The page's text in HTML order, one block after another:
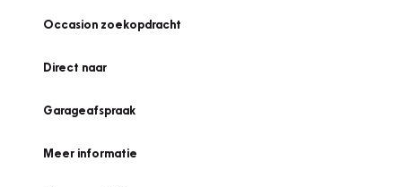
Occasion zoekopdracht
Direct naar
Garageafspraak
Meer informatie